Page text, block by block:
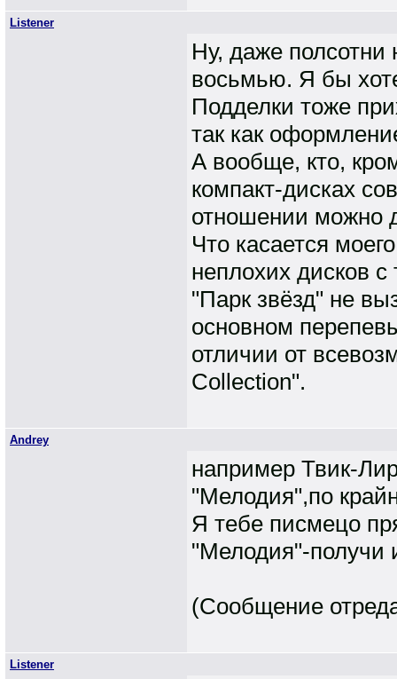
Listener
Ну, даже
восьмью. Я бы
Подделки тоже
так как
А вообще, кто,
компакт-дисках
отношении можно
Что касается
неплохих дисков
"Парк звёзд" не
основном
отличии от
Collection".
Andrey
например Твик-
"Мелодия",по
Я тебе писмецо
"Мелодия"-получи
(Сообщение
Listener